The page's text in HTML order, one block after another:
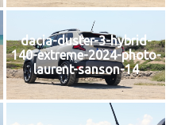
dacia-duster-3-hybrid-
140-extreme-2024-photo-
laurent-sanson-14